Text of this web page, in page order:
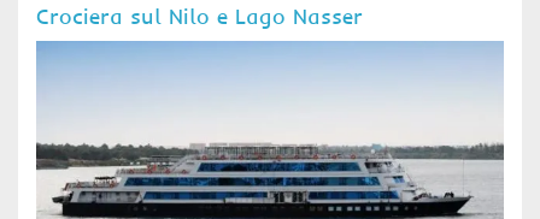
Crociera sul Nilo e Lago Nasser